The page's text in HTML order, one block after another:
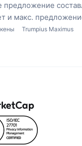
и макс.
Trumpius Maximus